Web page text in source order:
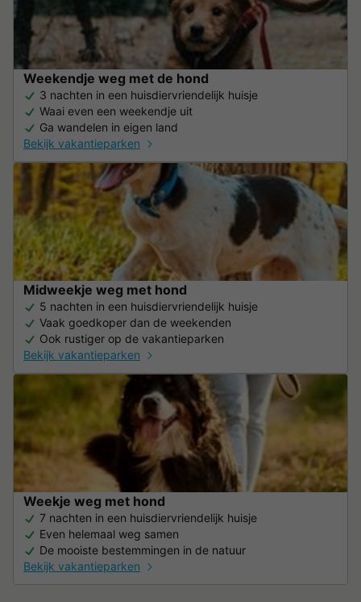
Weekendje weg met de hond
3 nachten in een huisdiervriendelijk huisje
Waai even een weekendje uit
Ga wandelen in eigen land
Bekijk vakantieparken
Midweekje weg met hond
5 nachten in een huisdiervriendelijk huisje
Vaak goedkoper dan de weekenden
Ook rustiger op de vakantieparken
Bekijk vakantieparken
Weekje weg met hond
7 nachten in een huisdiervriendelijk huisje
Even helemaal weg samen
De mooiste bestemmingen in de natuur
Bekijk vakantieparken